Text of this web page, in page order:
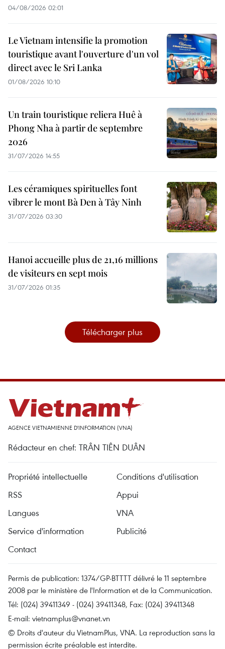
04/08/2026 02:01
Le Vietnam intensifie la promotion
touristique avant l'ouverture d'un vol
direct avec le Sri Lanka
01/08/2026 10:10
Un train touristique reliera Huê à
Phong Nha à partir de septembre
2026
31/07/2026 14:55
Les céramiques spirituelles font
vibrer le mont Bà Den à Tây Ninh
31/07/2026 03:30
Hanoi accueille plus de 21,16 millions
de visiteurs en sept mois ​
31/07/2026 01:35
Télécharger plus
AGENCE VIETNAMIENNE D'INFORMATION (VNA)
Rédacteur en chef: TRÂN TIÊN DUÂN
Propriété intellectuelle
Conditions d'utilisation
RSS
Appui
Langues
VNA
Service d'information
Publicité
Contact
Permis de publication: 1374/GP-BTTTT délivré le 11 septembre
2008 par le ministère de l'Information et de la Communication.
Tél: (024) 39411349 - (024) 39411348, Fax: (024) 39411348
E-mail: vietnamplus@vnanet.vn
© Droits d'auteur du VietnamPlus, VNA. La reproduction sans la
permission écrite préalable est interdite.